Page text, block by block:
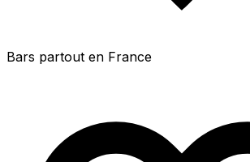
Bars partout en France